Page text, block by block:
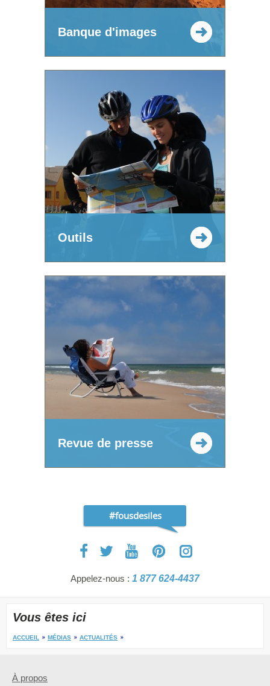
Banque d'images
Outils
Revue de presse
#fousdesiles
Appelez-nous : 1 877 624-4437
Vous êtes ici
ACCUEIL MÉDIAS ACTUALITÉS
À propos